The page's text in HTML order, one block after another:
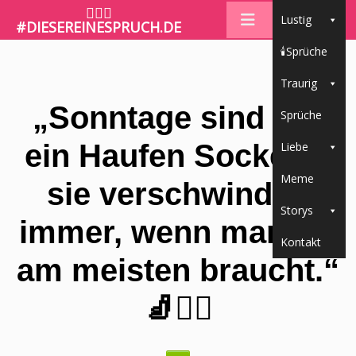
🤷🏼‍♀️
#DIESEREINESPRUCH.DE Lustig
🕯Sprüche
Traurig
Sprüche
Liebe
Meme
Storys
Kontakt
„Sonntage sind wie
ein Haufen Socken –
sie verschwinden
immer, wenn man sie
am meisten braucht.“
🧦🤷‍♀️